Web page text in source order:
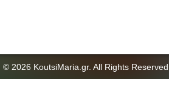
© 2026 KoutsiMaria.gr. All Rights Reserved.